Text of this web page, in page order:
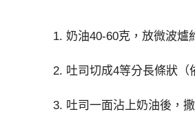
1. 奶油40-60克，放微波爐
2. 吐司切成4等分長條狀（
3. 吐司一面沾上奶油後，